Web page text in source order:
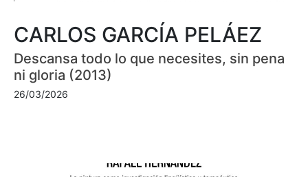
CARLOS GARCÍA PELÁEZ
Descansa todo lo que necesites, sin pena
ni gloria (2013)
26/03/2026